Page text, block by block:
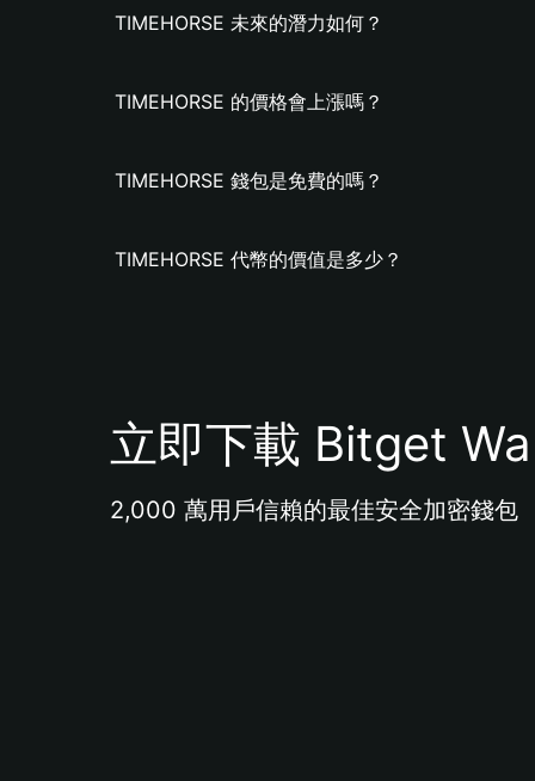
TIMEHORSE 未來的潛力如何？
TIMEHORSE 的價格會上漲嗎？
TIMEHORSE 錢包是免費的嗎？
TIMEHORSE 代幣的價值是多少？
立即下載 Bitget
2,000 萬用戶信賴的最佳安全加密錢包